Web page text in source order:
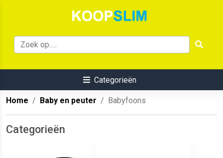
Categorieën
Home Baby en peuter Babyfoons
Categorieën